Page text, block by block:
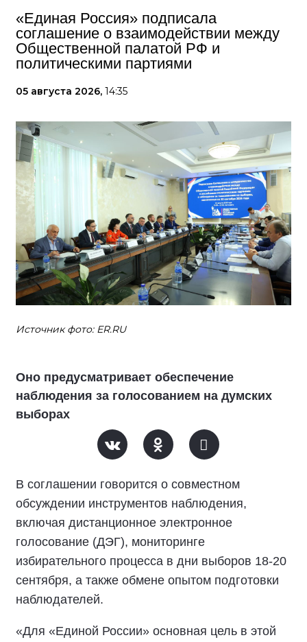
«Единая Россия» подписала
соглашение о взаимодействии между
Общественной палатой РФ и
политическими партиями
05 августа 2026, 14:35
Источник фото: ER.RU
Оно предусматривает обеспечение
наблюдения за голосованием на думских
выборах
В соглашении говорится о совместном
обсуждении инструментов наблюдения,
включая дистанционное электронное
голосование (ДЭГ), мониторинге
избирательного процесса в дни выборов 18-20
сентября, а также обмене опытом подготовки
наблюдателей.
«Для «Единой России» основная цель в этой